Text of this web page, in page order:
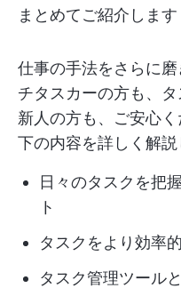
まとめてご紹介します
仕事の手法をさらに
チタスカーの方も、
新人の方も、ご安心
下の内容を詳しく解説
日々のタスクを把
ト
タスクをより効率
タスク管理ツール